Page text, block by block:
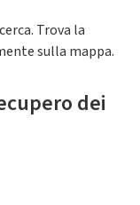
Trova la
sulla mappa.
dei